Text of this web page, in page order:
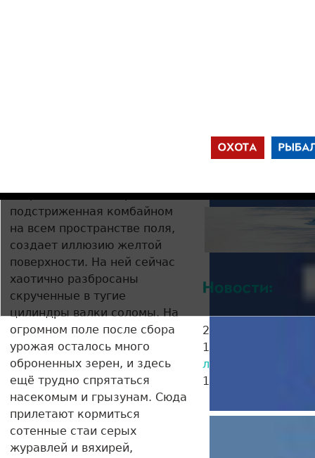
стерни, одинаково ровно
подстриженная комбайном
на всем пространстве поля,
создает иллюзию желтой
поверхности. На ней сейчас
хаотично разбросаны
скрученные в тугие
цилиндры валки соломы. На
огромном поле после сбора
урожая осталось много
оброненных зерен, и здесь
ещё трудно спрятаться
насекомым и грызунам. Сюда
прилетают кормиться
сотенные стаи серых
журавлей и вяхирей,
24.08.2023
15.05.2016
литературы
15.05.2016